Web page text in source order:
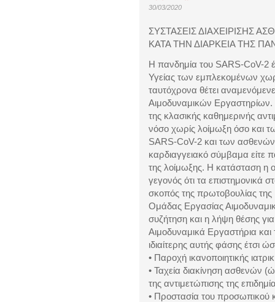
30/03/2020
ΣΥΣΤΑΣΕΙΣ ΔΙΑΧΕΙΡΙΣΗΣ
ΚΑΤΑ ΤΗΝ ΔΙΑΡΚΕΙΑ ΤΗΣ
Η πανδημία του SARS-CoV-2
Υγείας των εμπλεκομένων
ταυτόχρονα θέτει
Αιμοδυναμικών Εργαστηρίων.
της κλασικής καθημερινής
νόσο χωρίς λοίμωξη όσο και
SARS-CoV-2 και των
καρδιαγγειακό σύμβαμα είτε
της λοίμωξης. Η κατάσταση η
γεγονός ότι τα επιστημονικά
σκοπός της πρωτοβουλίας της
Ομάδας Εργασίας
συζήτηση και η λήψη θέσης
Αιμοδυναμικά Εργαστήρια
ιδιαίτερης αυτής φάσης έτσι
• Παροχή ικανοποιητικής
• Ταχεία διακίνηση ασθενών
της αντιμετώπισης της
• Προστασία του προσωπικού